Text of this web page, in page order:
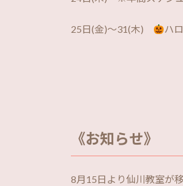
25日(金)～31(木) ハ
《お知らせ》
8月15日より仙川教室が